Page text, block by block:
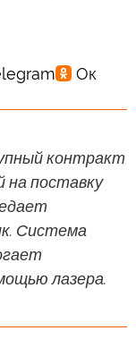
контракт
на поставку
Система
лазера.